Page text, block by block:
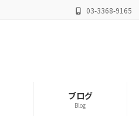
03-3368-9165
ブログ
Blog